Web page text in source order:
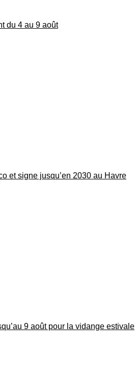
du 4 au 9 août
et signe jusqu’en 2030 au Havre
9 août pour la vidange estivale